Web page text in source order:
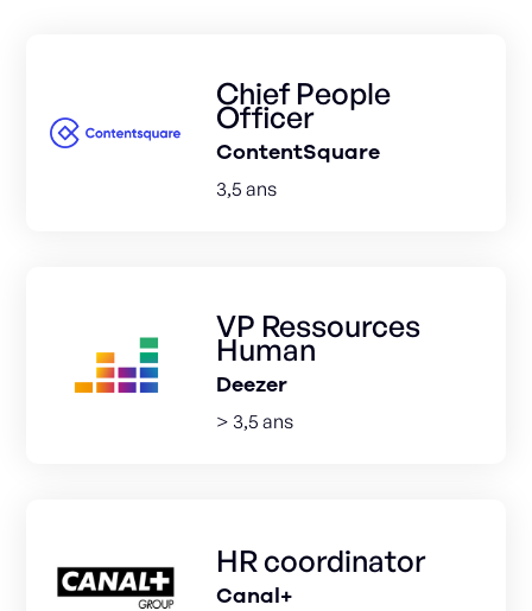
Chief People
Officer
ContentSquare
3,5 ans
VP Ressources
Human
Deezer
> 3,5 ans
HR coordinator
Canal+